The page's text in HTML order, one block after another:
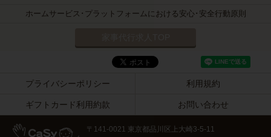
ホームサービス･プラットフォームにおける安心･安全行動原則
プライバシーポリシー 利用規約
ギフトカード利用約款 お問い合わせ
〒141-0021 東京都品川区上大崎3-5-11